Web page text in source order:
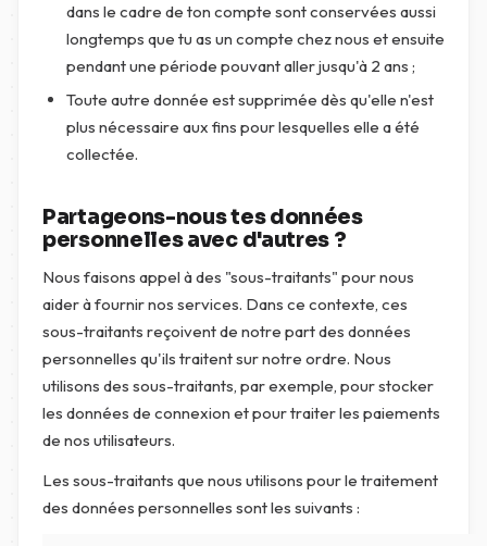
dans le cadre de ton compte sont conservées aussi
longtemps que tu as un compte chez nous et ensuite
pendant une période pouvant aller jusqu'à 2 ans ;
Toute autre donnée est supprimée dès qu'elle n'est
plus nécessaire aux fins pour lesquelles elle a été
collectée.
Partageons-nous tes données
personnelles avec d'autres ?
Nous faisons appel à des "sous-traitants" pour nous
aider à fournir nos services. Dans ce contexte, ces
sous-traitants reçoivent de notre part des données
personnelles qu'ils traitent sur notre ordre. Nous
utilisons des sous-traitants, par exemple, pour stocker
les données de connexion et pour traiter les paiements
de nos utilisateurs.
Les sous-traitants que nous utilisons pour le traitement
des données personnelles sont les suivants :